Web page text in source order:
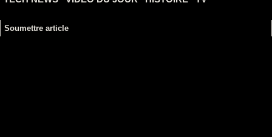
Soumettre article